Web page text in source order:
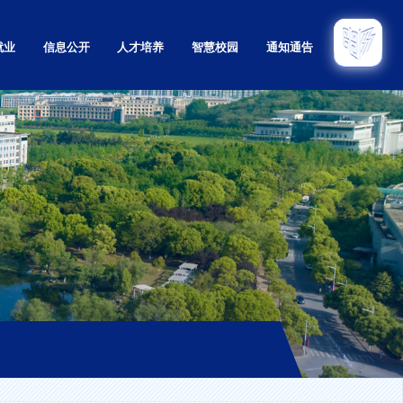
业
生
生
招生
网
信息公开 人才培养
研究生
留学生
继续教育
实验教学示范中心
教学质量监控与评估
智慧校园 通知通告